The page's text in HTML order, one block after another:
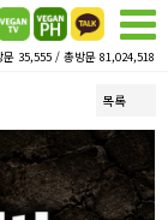
문 35,555 / 총방문 81,024,518
목록